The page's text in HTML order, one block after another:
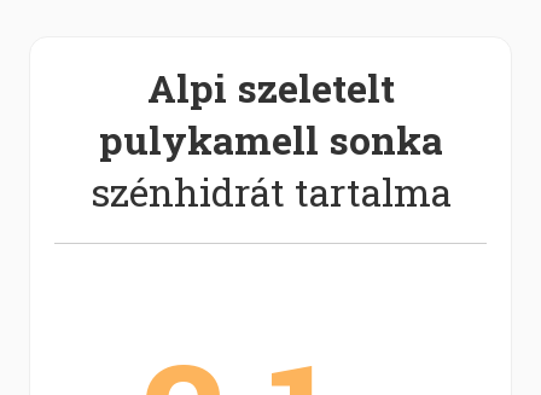
Alpi szeletelt
pulykamell sonka
szénhidrát tartalma